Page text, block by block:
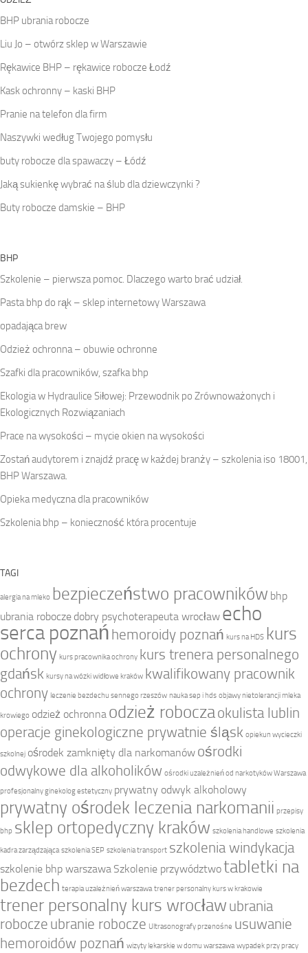
BHP ubrania robocze
Liu Jo – otwórz sklep w Warszawie
Rękawice BHP – rękawice robocze Łodź
Kask ochronny – kaski BHP
Pranie na telefon dla firm
Naszywki według Twojego pomysłu
buty robocze dla spawaczy – Łódź
Jaką sukienkę wybrać na ślub dla dziewczynki ?
Buty robocze damskie – BHP
BHP
Szkolenie – pierwsza pomoc. Dlaczego warto brać udział.
Pasta bhp do rąk – sklep internetowy Warszawa
opadająca brew
Odzież ochronna – obuwie ochronne
Szafki dla pracowników, szafka bhp
Ekologia w Hydraulice Siłowej: Przewodnik po Zrównoważonych i
Ekologicznych Rozwiązaniach
Prace na wysokości – mycie okien na wysokości
Zostań audytorem i znajdź pracę w każdej branży – szkolenia iso 18001,
BHP Warszawa.
Opieka medyczna dla pracowników
Szkolenia bhp – konieczność która procentuje
TAGI
alergia na mleko bezpieczeństwo pracowników bhp
ubrania robocze dobry psychoterapeuta wrocław echo
serca poznań hemoroidy poznań kurs na HDS kurs
ochrony kurs pracownika ochrony kurs trenera personalnego
gdańsk kursy na wózki widłowe kraków kwalifikowany pracownik
ochrony leczenie bezdechu sennego rzeszów nauka sep i hds objawy nietolerancji mleka
krowiego odzież ochronna odzież robocza okulista lublin
operacje ginekologiczne prywatnie śląsk opiekun wycieczki
szkolnej ośrodek zamknięty dla narkomanów ośrodki
odwykowe dla alkoholików ośrodki uzależnień od narkotyków Warszawa
profesjonalny ginekolog estetyczny prywatny odwyk alkoholowy
prywatny ośrodek leczenia narkomanii przepisy
bhp sklep ortopedyczny kraków szkolenia handlowe szkolenia
kadra zarządzająca szkolenia SEP szkolenia transport szkolenia windykacja
szkolenie bhp warszawa Szkolenie przywództwotabletki na
bezdech terapia uzależnień warszawa trener personalny kurs w krakowie
trener personalny kurs wrocław ubrania
robocze ubranie robocze Ultrasonografy przenośne usuwanie
hemoroidów poznań wizyty lekarskie w domu warszawa wypadek przy pracy